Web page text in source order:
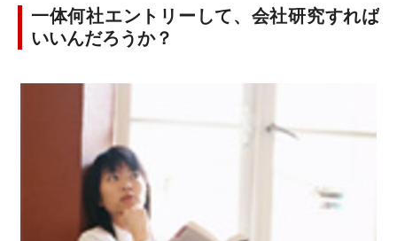
一体何社エントリーして、会社研究すれば
いいんだろうか？